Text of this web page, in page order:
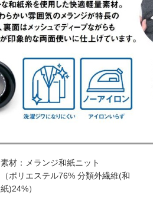
素材：メランジ和紙ニット
（ポリエステル76% 分類外繊維(和
紙)24%）